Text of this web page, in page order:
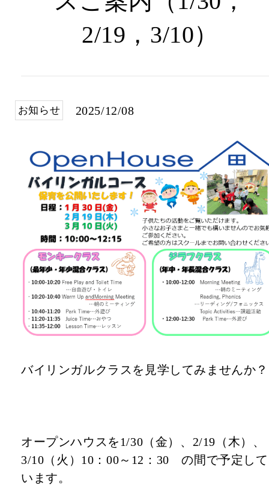
2/19，3/10）
お知らせ 2025/12/08
バイリンガルクラスを見学してみませんか？
オープンハウスを1/30（金）、2/19（木）、
3/10（火）10：00～12：30 の間で予定して
います。